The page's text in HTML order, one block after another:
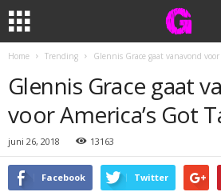
Home Trending Glennis Grace gaat vanavond voor
Glennis Grace gaat
voor America’s Got
juni 26, 2018 13163
Facebook Twitter